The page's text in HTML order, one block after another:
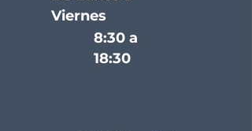
Viernes
8:30 a
18:30